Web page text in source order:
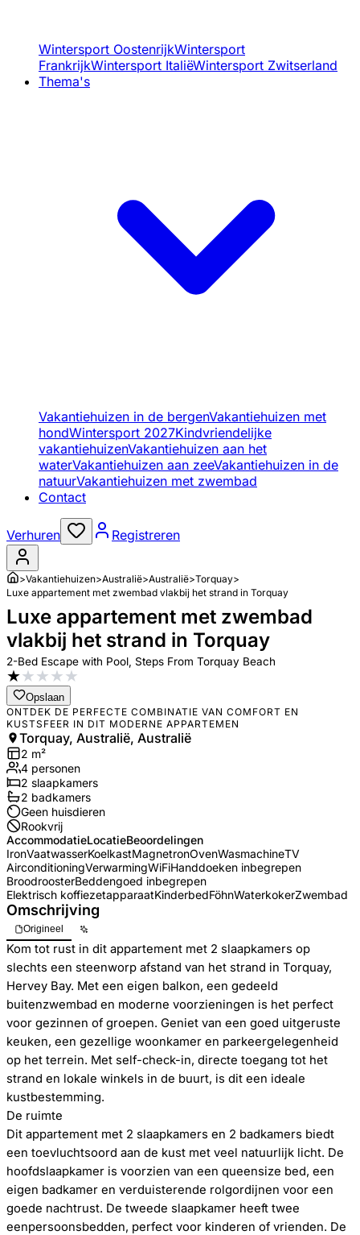
Wintersport OostenrijkWintersport
FrankrijkWintersport ItaliëWintersport Zwitserland
Thema's
Vakantiehuizen in de bergenVakantiehuizen met
hondWintersport 2027Kindvriendelijke
vakantiehuizenVakantiehuizen aan het
waterVakantiehuizen aan zeeVakantiehuizen in de
natuurVakantiehuizen met zwembad
Contact
Verhuren Registreren
>Vakantiehuizen>Australië>Australië>Torquay>
Luxe appartement met zwembad vlakbij het strand in Torquay
Luxe appartement met zwembad
vlakbij het strand in Torquay
2-Bed Escape with Pool, Steps From Torquay Beach
★★★★★
Opslaan
ONTDEK DE PERFECTE COMBINATIE VAN COMFORT EN
KUSTSFEER IN DIT MODERNE APPARTEMEN
Torquay, Australië, Australië
2 m²
4 personen
2 slaapkamers
2 badkamers
Geen huisdieren
Rookvrij
AccommodatieLocatieBeoordelingen
IronVaatwasserKoelkastMagnetronOvenWasmachineTV
AirconditioningVerwarmingWiFiHanddoeken inbegrepen
BroodroosterBeddengoed inbegrepen
Elektrisch koffiezetapparaatKinderbedFöhnWaterkokerZwembad
Omschrijving
Origineel
Kom tot rust in dit appartement met 2 slaapkamers op
slechts een steenworp afstand van het strand in Torquay,
Hervey Bay. Met een eigen balkon, een gedeeld
buitenzwembad en moderne voorzieningen is het perfect
voor gezinnen of groepen. Geniet van een goed uitgeruste
keuken, een gezellige woonkamer en parkeergelegenheid
op het terrein. Met self-check-in, directe toegang tot het
strand en lokale winkels in de buurt, is dit een ideale
kustbestemming.
De ruimte
Dit appartement met 2 slaapkamers en 2 badkamers biedt
een toevluchtsoord aan de kust met veel natuurlijk licht. De
hoofdslaapkamer is voorzien van een queensize bed, een
eigen badkamer en verduisterende rolgordijnen voor een
goede nachtrust. De tweede slaapkamer heeft twee
eenpersoonsbedden, perfect voor kinderen of vrienden. De